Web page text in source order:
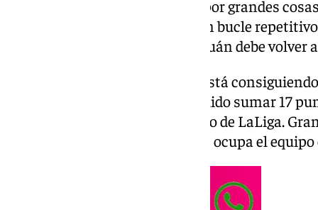
parece que se mete en la pelea por grandes
poco más. Se convierte así en un bucle
posible. El Ramón Sánchez Pizjuán debe volver
Lejos de su feudo, el Sevilla FC está
hasta el momento han conseguido sumar 17
supone ser el sexto mejor equipo de LaLiga.
respaldar la buena posición que ocupa el